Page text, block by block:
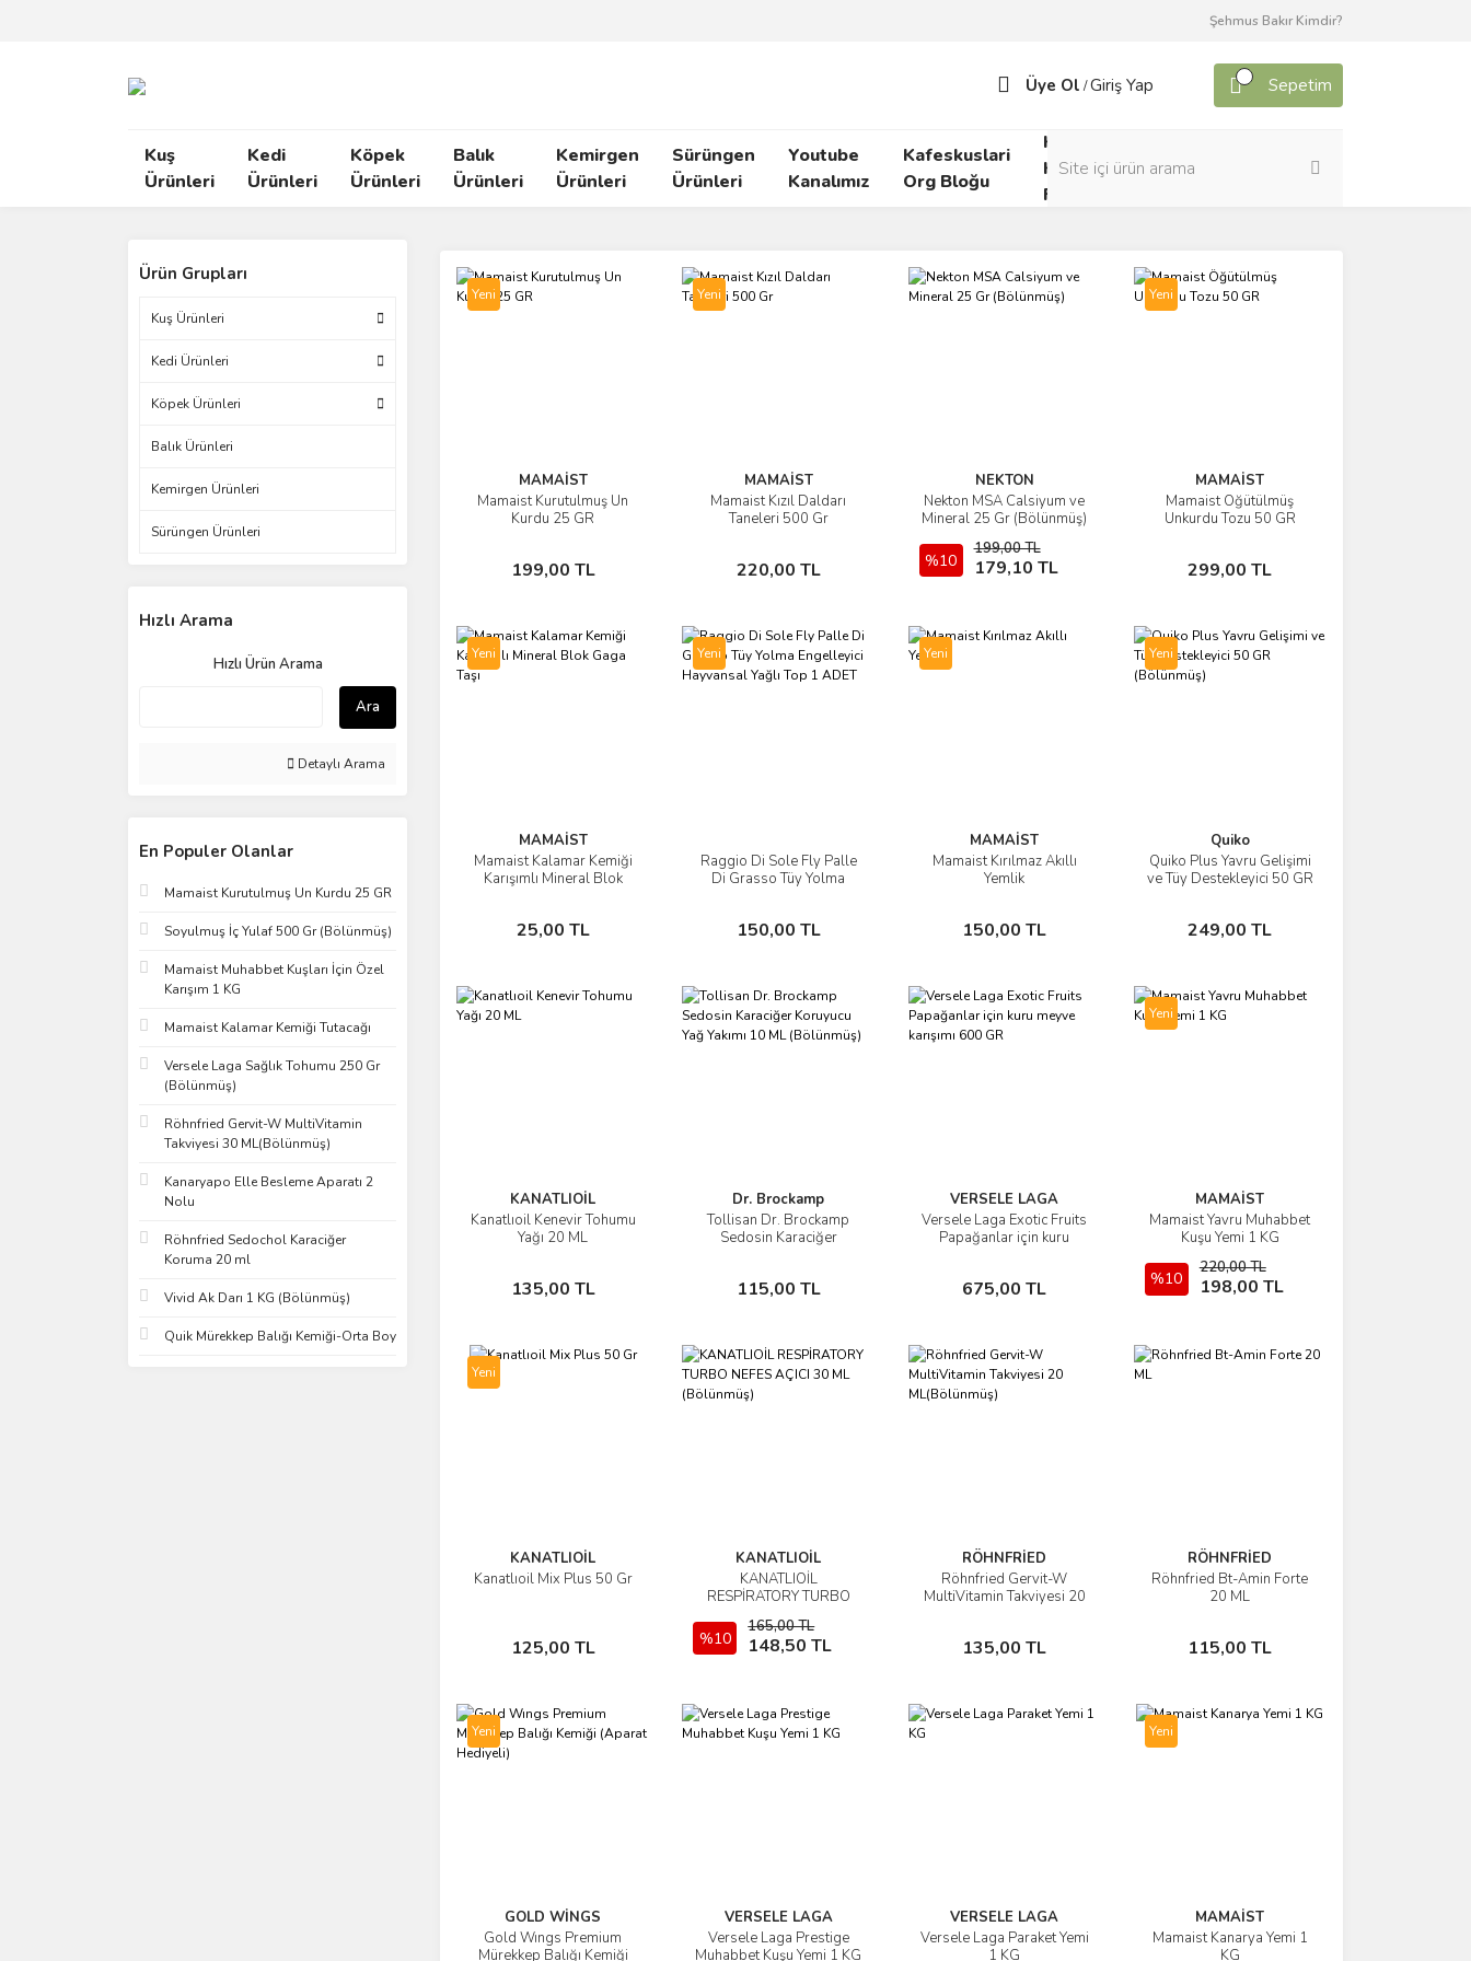
Şehmus Bakır Kimdir?
Üye Ol /Giriş Yap Sepetim
Kuş
Ürünleri
Kedi
Ürünleri
Köpek
Ürünleri
Balık
Ürünleri
Kemirgen
Ürünleri
Sürüngen
Ürünleri
Youtube
Kanalımız
Kafeskuslari
Org Bloğu
Kafes
Kuşları
Forumu
Yem
Ürün Grupları
Kuş Ürünleri
Kedi Ürünleri
Köpek Ürünleri
Balık Ürünleri
Kemirgen Ürünleri
Sürüngen Ürünleri
Hızlı Arama
Hızlı Ürün Arama
Ara
Detaylı Arama
En Populer Olanlar
Mamaist Kurutulmuş Un Kurdu 25 GR
Soyulmuş İç Yulaf 500 Gr (Bölünmüş)
Mamaist Muhabbet Kuşları İçin Özel
Karışım 1 KG
Mamaist Kalamar Kemiği Tutacağı
Versele Laga Sağlık Tohumu 250 Gr
(Bölünmüş)
Röhnfried Gervit-W MultiVitamin
Takviyesi 30 ML(Bölünmüş)
Kanaryapo Elle Besleme Aparatı 2
Nolu
Röhnfried Sedochol Karaciğer
Koruma 20 ml
Vivid Ak Darı 1 KG (Bölünmüş)
Quik Mürekkep Balığı Kemiği-Orta Boy
Yeni
MAMAİST
Mamaist Kurutulmuş Un
Kurdu 25 GR
199,00 TL
İncele
Sepete Ekle
Yeni
MAMAİST
Mamaist Kızıl Daldarı
Taneleri 500 Gr
220,00 TL
İncele
Sepete Ekle
NEKTON
Nekton MSA Calsiyum ve
Mineral 25 Gr (Bölünmüş)
%10
199,00 TL
179,10 TL
İncele
Sepete Ekle
Yeni
MAMAİST
Mamaist Öğütülmüş
Unkurdu Tozu 50 GR
299,00 TL
İncele
Sepete Ekle
Yeni
MAMAİST
Mamaist Kalamar Kemiği
Karışımlı Mineral Blok
25,00 TL
İncele
Sepete Ekle
Yeni
Raggio Di Sole Fly Palle
Di Grasso Tüy Yolma
150,00 TL
İncele
Sepete Ekle
Yeni
MAMAİST
Mamaist Kırılmaz Akıllı
Yemlik
150,00 TL
İncele
Sepete Ekle
Yeni
Quiko
Quiko Plus Yavru Gelişimi
ve Tüy Destekleyici 50 GR
249,00 TL
İncele
Sepete Ekle
KANATLIOİL
Kanatlıoil Kenevir Tohumu
Yağı 20 ML
135,00 TL
İncele
Sepete Ekle
Dr. Brockamp
Tollisan Dr. Brockamp
Sedosin Karaciğer
115,00 TL
İncele
Sepete Ekle
VERSELE LAGA
Versele Laga Exotic Fruits
Papağanlar için kuru
675,00 TL
İncele
Sepete Ekle
Yeni
MAMAİST
Mamaist Yavru Muhabbet
Kuşu Yemi 1 KG
%10
220,00 TL
198,00 TL
İncele
Sepete Ekle
Yeni
KANATLIOİL
Kanatlıoil Mix Plus 50 Gr
125,00 TL
İncele
Sepete Ekle
KANATLIOİL
KANATLIOİL
RESPİRATORY TURBO
(Bölünmüş)
%10
165,00 TL
148,50 TL
İncele
Sepete Ekle
RÖHNFRİED
Röhnfried Gervit-W
MultiVitamin Takviyesi 20
135,00 TL
İncele
Sepete Ekle
RÖHNFRİED
Röhnfried Bt-Amin Forte
20 ML
115,00 TL
İncele
Sepete Ekle
Yeni
GOLD WİNGS
Gold Wıngs Premium
Mürekkep Balığı Kemiği
İncele
VERSELE LAGA
Versele Laga Prestige
Muhabbet Kuşu Yemi 1 KG
İncele
VERSELE LAGA
Versele Laga Paraket Yemi
1 KG
İncele
Yeni
MAMAİST
Mamaist Kanarya Yemi 1
KG
İncele